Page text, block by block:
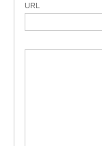
URL